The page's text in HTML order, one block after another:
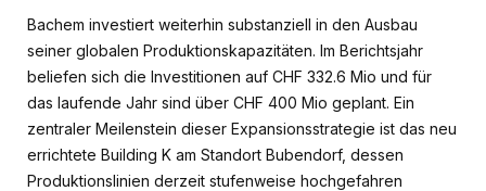
Bachem investiert weiterhin substanziell in den Ausbau
seiner globalen Produktionskapazitäten. Im Berichtsjahr
beliefen sich die Investitionen auf CHF 332.6 Mio und für
das laufende Jahr sind über CHF 400 Mio geplant. Ein
zentraler Meilenstein dieser Expansionsstrategie ist das neu
errichtete Building K am Standort Bubendorf, dessen
Produktionslinien derzeit stufenweise hochgefahren